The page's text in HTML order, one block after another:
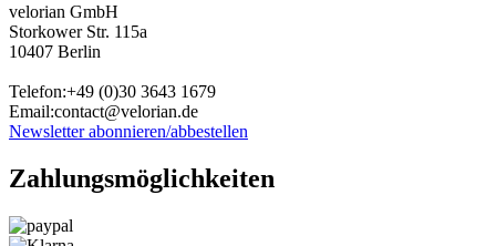
velorian GmbH
Storkower Str. 115a
10407 Berlin
Telefon:+49 (0)30 3643 1679
Email:contact@velorian.de
Newsletter abonnieren/abbestellen
Zahlungsmöglichkeiten